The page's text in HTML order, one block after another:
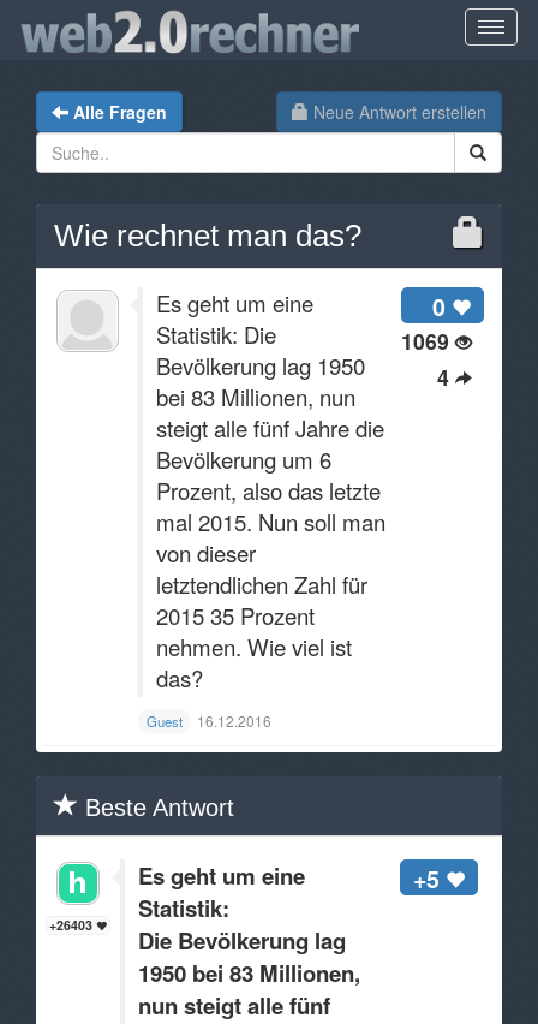
Neue Antwort erstellen
Alle Fragen
Wie rechnet man das?
0
1069
4
Es geht um eine
Statistik: Die
Bevölkerung lag 1950
bei 83 Millionen, nun
steigt alle fünf Jahre die
Bevölkerung um 6
Prozent, also das letzte
mal 2015. Nun soll man
von dieser
letztendlichen Zahl für
2015 35 Prozent
nehmen. Wie viel ist
das?
Guest 16.12.2016
Beste Antwort
+26403
+5
Es geht um eine
Statistik:
Die Bevölkerung lag
1950 bei 83 Millionen,
nun steigt alle fünf